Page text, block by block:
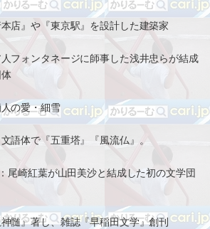
店』や『東京駅』を設計した建築家
フォンタネージに師事した浅井忠らが結成
の愛・細雪
語体で『五重塔』『風流仏』。
尾崎紅葉が山田美沙と結成した初の文学団
髄』著し、雑誌『早稲田文学』創刊